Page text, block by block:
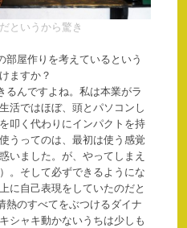
というから驚き
部屋作りを考えているという
ますか？
るんですよね。私は本業がラ
活ではほぼ、頭とパソコンし
叩く代わりにインパクトを持
うってのは、最初は使う感覚
いました。が、やってしまえ
。そして必ずできるようにな
に自己表現をしていたのだと
熱のすべてをぶつけるダイナ
シャキ動かないうちは少しも